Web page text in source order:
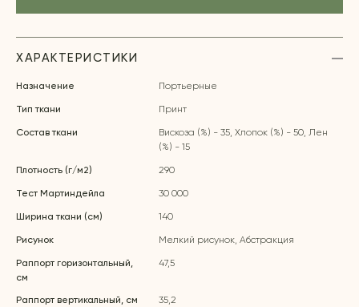
ХАРАКТЕРИСТИКИ
Назначение Портьерные
Тип ткани Принт
Состав ткани
Вискоза (%) - 35, Хлопок (%) - 50, Лен
(%) - 15
Плотность (г/м2) 290
Тест Мартиндейла 30 000
Ширина ткани (см) 140
Рисунок Мелкий рисунок, Абстракция
Раппорт горизонтальный,
см
47,5
Раппорт вертикальный, см 35,2